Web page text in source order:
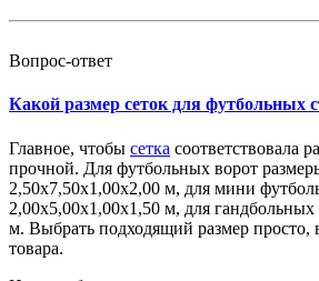
Вопрос-ответ
Какой размер сеток для футбольных
Главное, чтобы сетка соответствовала
прочной. Для футбольных ворот
2,50х7,50х1,00х2,00 м, для мини
2,00х5,00х1,00х1,50 м, для
м. Выбрать подходящий размер просто,
товара.